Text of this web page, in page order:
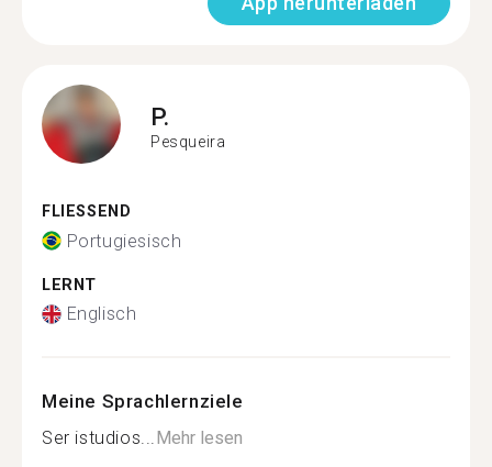
P.
Pesqueira
FLIESSEND
Portugiesisch
LERNT
Englisch
Meine Sprachlernziele
Ser istudios...Mehr lesen